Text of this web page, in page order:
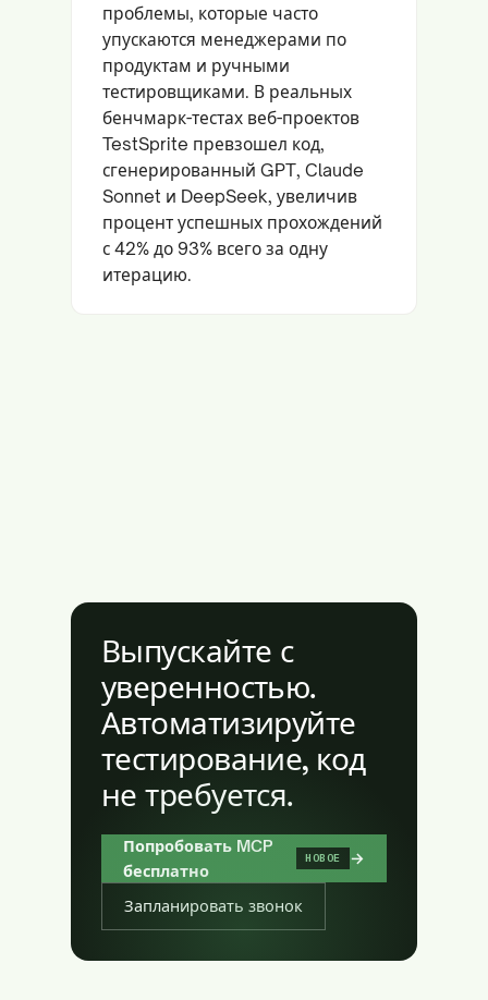
проблемы, которые часто
упускаются менеджерами по
продуктам и ручными
тестировщиками. В реальных
бенчмарк-тестах веб-проектов
TestSprite превзошел код,
сгенерированный GPT, Claude
Sonnet и DeepSeek, увеличив
процент успешных прохождений
с 42% до 93% всего за одну
итерацию.
Выпускайте с
уверенностью.
Автоматизируйте
тестирование, код
не требуется.
Попробовать MCP
бесплатно
НОВОЕ →
Запланировать звонок